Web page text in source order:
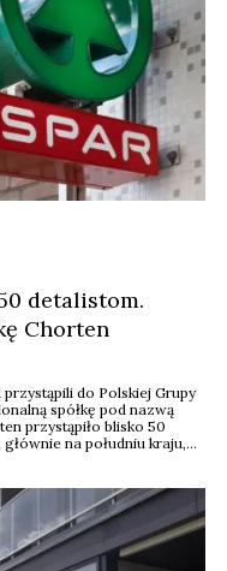
detalistom.
Chorten
do Polskiej Grupy
spółkę pod nazwą
przystąpiło blisko 50
na południu kraju,